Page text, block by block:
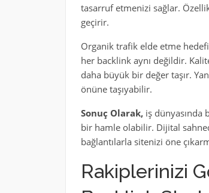
tasarruf etmenizi sağlar.
geçirir.
Organik trafik elde etme
her backlink aynı değildir.
daha büyük bir değer taşır.
önüne taşıyabilir.
Sonuç Olarak,iş dünyasında
bir hamle olabilir. Dijital
bağlantılarla sitenizi öne
Rakiplerinizi